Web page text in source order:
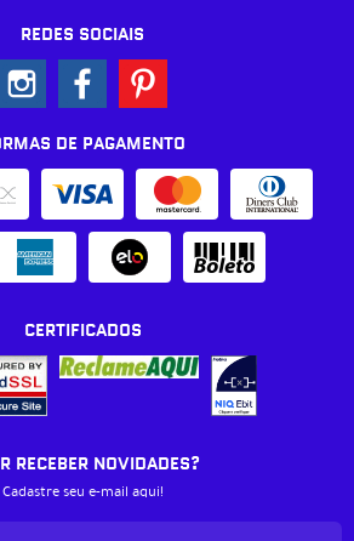
REDES SOCIAIS
DE PAGAMENTO
CERTIFICADOS
RECEBER NOVIDADES?
Cadastre seu e-mail aqui!